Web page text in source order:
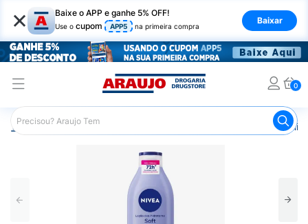
× Baixe o APP e ganhe 5% OFF!
Use o cupom APP5 na primeira compra
Baixar
0
Araujo Beleza e Cuidados